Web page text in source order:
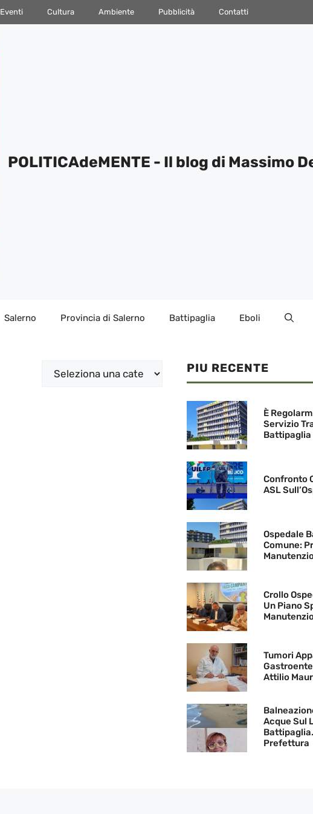
Eventi Cultura Ambiente Pubblicità Contatti
POLITICAdeMENTE - Il blog di Massimo
Salerno Provincia di Salerno Battipaglia Eboli
Categorie PIU RECENTE
È
Servizio
Battipaglia
Confronto
ASL
Ospedale
Comune:
Crollo
Un Piano
Tumori
Attilio
Acque Sul
Prefettura